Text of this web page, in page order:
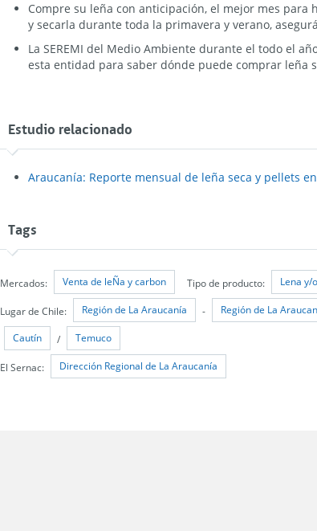
Compre su leña con anticipación, el mejor mes
y secarla durante toda la primavera y verano,
La SEREMI del Medio Ambiente durante el todo el
esta entidad para saber dónde puede comprar leña
Estudio relacionado
Araucanía: Reporte mensual de leña seca y pellets
Tags
Mercados: Venta de leÑa y carbon Tipo de producto: Lena y/
Lugar de Chile: Región de La Araucanía - Región de La
Cautín / Temuco
El Sernac: Dirección Regional de La Araucanía